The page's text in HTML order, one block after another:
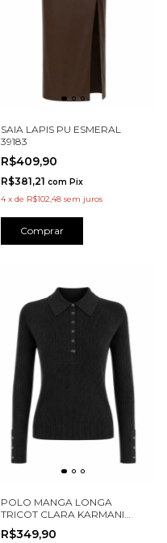
SAIA LAPIS PU ESMERAL
39183
R$409,90
R$381,21 com Pix
4 x de R$102,48 sem juros
Comprar
POLO MANGA LONGA
TRICOT CLARA KARMANI
B0024
R$349,90